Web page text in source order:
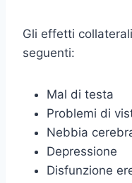
Gli effetti
seguenti:
Mal di testa
Problemi di
Nebbia
Depressione
Disfunzione